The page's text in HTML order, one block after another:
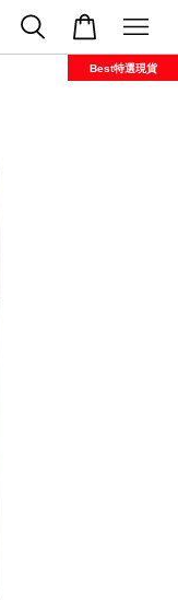
Best特選現貨